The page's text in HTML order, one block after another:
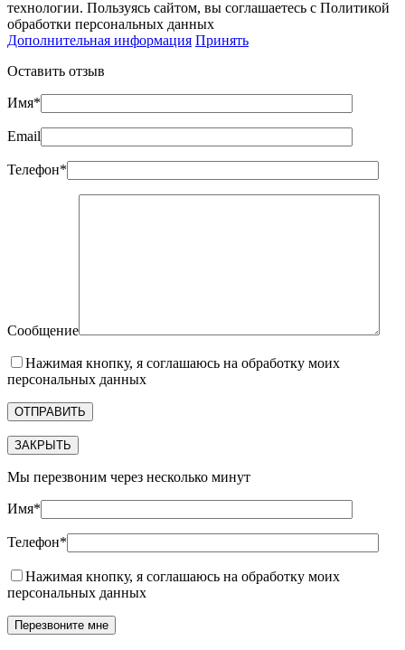
технологии. Пользуясь сайтом, вы соглашаетесь с Политикой
обработки персональных данных
Дополнительная информация Принять
Оставить отзыв
Имя*
Email
Телефон*
Сообщение
Нажимая кнопку, я соглашаюсь на обработку моих
персональных данных
ЗАКРЫТЬ
Мы перезвоним через несколько минут
Имя*
Телефон*
Нажимая кнопку, я соглашаюсь на обработку моих
персональных данных